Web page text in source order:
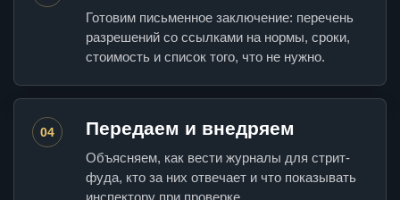
Готовим письменное заключение: перечень
разрешений со ссылками на нормы, сроки,
стоимость и список того, что не нужно.
04 Передаем и внедряем
Объясняем, как вести журналы для стрит-
фуда, кто за них отвечает и что показывать
инспектору при проверке.